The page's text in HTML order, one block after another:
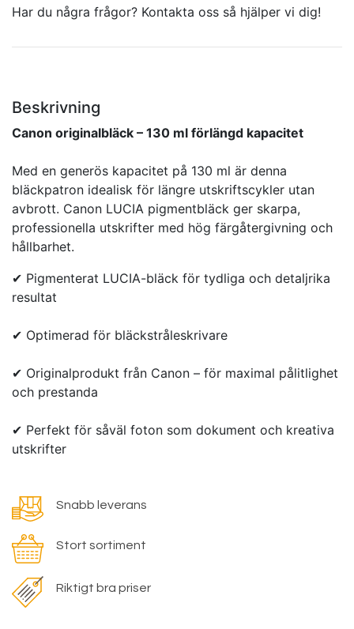
Har du några frågor? Kontakta oss så hjälper vi dig!
Beskrivning
Canon originalbläck – 130 ml förlängd kapacitet
Med en generös kapacitet på 130 ml är denna
bläckpatron idealisk för längre utskriftscykler utan
avbrott. Canon LUCIA pigmentbläck ger skarpa,
professionella utskrifter med hög färgåtergivning och
hållbarhet.
✔ Pigmenterat LUCIA-bläck för tydliga och detaljrika
resultat
✔ Optimerad för bläckstråleskrivare
✔ Originalprodukt från Canon – för maximal pålitlighet
och prestanda
✔ Perfekt för såväl foton som dokument och kreativa
utskrifter
Snabb leverans
Stort sortiment
Riktigt bra priser